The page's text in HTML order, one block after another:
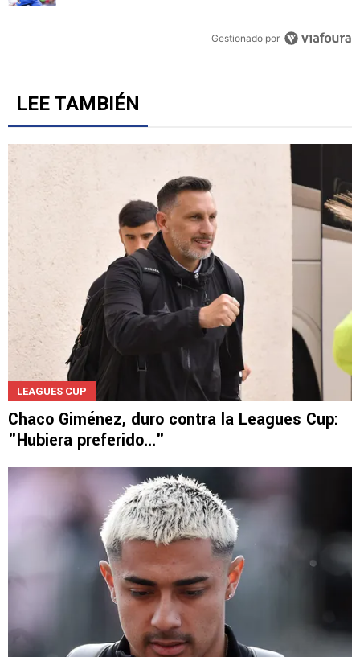
Gestionado por
LEE TAMBIÉN
LEAGUES CUP
Chaco Giménez, duro contra la Leagues Cup:
"Hubiera preferido..."